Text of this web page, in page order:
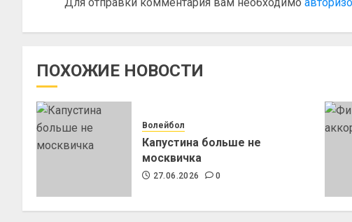
ПОХОЖИЕ НОВОСТИ
Волейбол
Капустина больше не
москвичка
27.06.2026 0